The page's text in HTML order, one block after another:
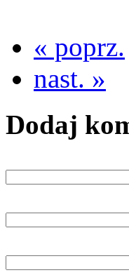
« poprz.
nast. »
Dodaj